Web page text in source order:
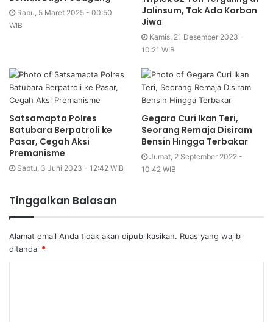
Rabu, 5 Maret 2025 - 00:50
WIB
Jalinsum, Tak Ada Korban
Jiwa
Kamis, 21 Desember 2023 -
10:21 WIB
Satsamapta Polres
Batubara Berpatroli ke
Pasar, Cegah Aksi
Premanisme
Sabtu, 3 Juni 2023 - 12:42 WIB
Gegara Curi Ikan Teri,
Seorang Remaja Disiram
Bensin Hingga Terbakar
Jumat, 2 September 2022 -
10:42 WIB
Tinggalkan Balasan
Alamat email Anda tidak akan dipublikasikan. Ruas yang wajib
ditandai *